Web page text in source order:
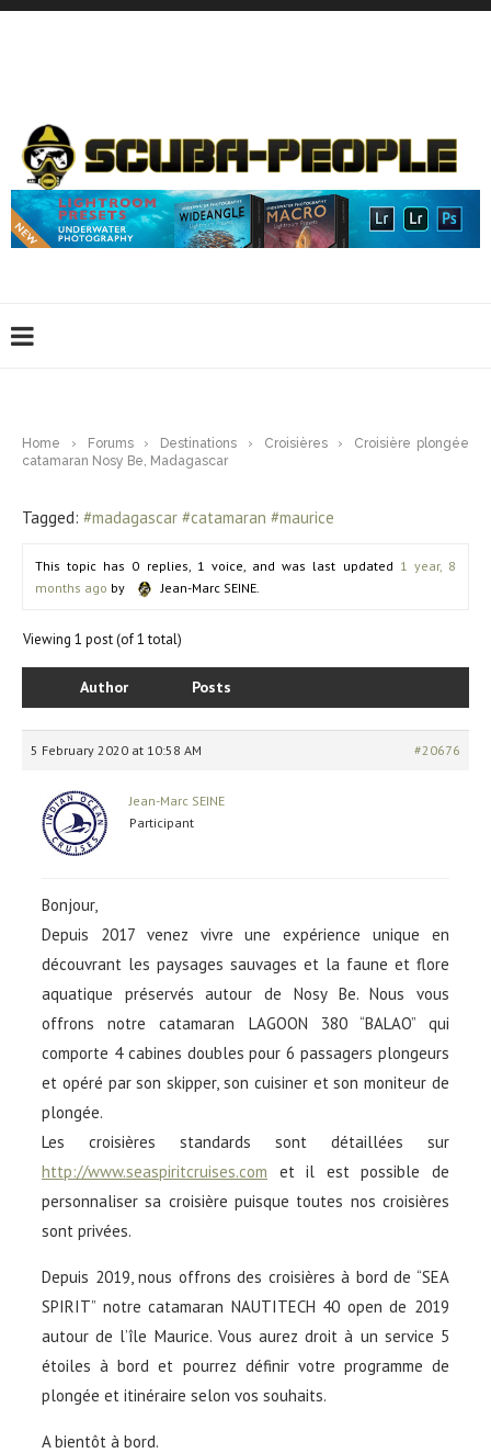
Home › Forums › Destinations › Croisières ›
Croisière plongée
catamaran Nosy Be, Madagascar
Tagged: #madagascar #catamaran #maurice
This topic has 0 replies, 1 voice, and was last updated 1 year, 8
months ago by Jean-Marc SEINE.
Viewing 1 post (of 1 total)
Author Posts
5 February 2020 at 10:58 AM #20676
Jean-Marc SEINE
Participant
Bonjour,
Depuis 2017 venez vivre une expérience unique en
découvrant les paysages sauvages et la faune et flore
aquatique préservés autour de Nosy Be. Nous vous
offrons notre catamaran LAGOON 380 “BALAO” qui
comporte 4 cabines doubles pour 6 passagers plongeurs
et opéré par son skipper, son cuisiner et son moniteur de
plongée.
Les croisières standards sont détaillées sur
http://www.seaspiritcruises.com et il est possible de
personnaliser sa croisière puisque toutes nos croisières
sont privées.
Depuis 2019, nous offrons des croisières à bord de “SEA
SPIRIT” notre catamaran NAUTITECH 40 open de 2019
autour de l’île Maurice. Vous aurez droit à un service 5
étoiles à bord et pourrez définir votre programme de
plongée et itinéraire selon vos souhaits.
A bientôt à bord.